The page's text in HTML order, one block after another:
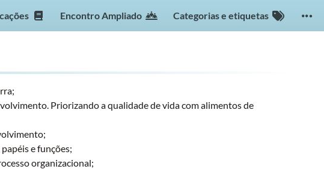
Encontro Ampliado Categorias e etiquetas
Priorizando a qualidade de vida com alimentos de
e funções;
organizacional;